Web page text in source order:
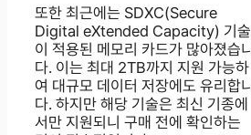
또한 최근에는 SDXC(Secure
Digital eXtended Capacity) 기술
이 적용된 메모리 카드가 많아졌습니
다. 이는 최대 2TB까지 지원 가능하
여 대규모 데이터 저장에도 유리합니
다. 하지만 해당 기술은 최신 기종에
서만 지원되니 구매 전에 확인하는